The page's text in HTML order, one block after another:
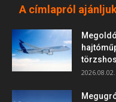
A címlapról
2026.08.02.